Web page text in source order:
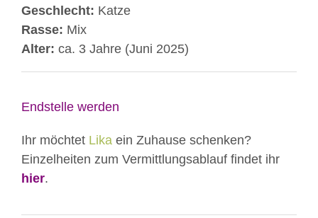
Geschlecht: Katze
Rasse: Mix
Alter: ca. 3 Jahre (Juni 2025)
Endstelle werden
Ihr möchtet Lika ein Zuhause schenken?
Einzelheiten zum Vermittlungsablauf findet ihr
hier.